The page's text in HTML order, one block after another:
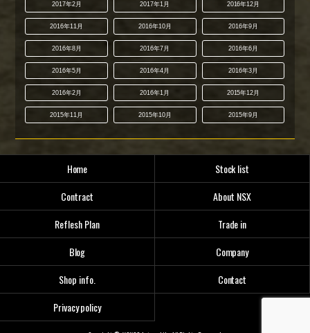
2017年2月 2017年1月 2016年12月
2016年11月 2016年10月 2016年9月
2016年8月 2016年7月 2016年6月
2016年5月 2016年4月 2016年3月
2016年2月 2016年1月 2015年12月
2015年11月 2015年10月 2015年9月
Home
Stock list
Contract
About NSX
Reflesh Plan
Trade in
Blog
Company
Shop info.
Contact
Privacy policy